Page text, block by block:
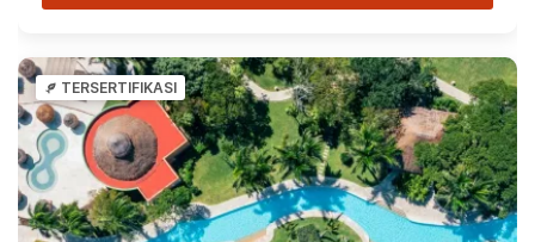
TERSERTIFIKASI